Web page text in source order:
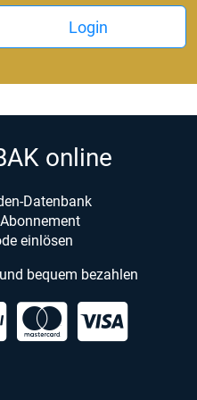
Login
online
Datenbank
einlösen
bequem bezahlen